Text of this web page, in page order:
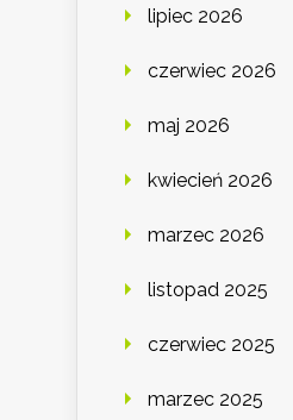
lipiec 2026
czerwiec 2026
maj 2026
kwiecień 2026
marzec 2026
listopad 2025
czerwiec 2025
marzec 2025